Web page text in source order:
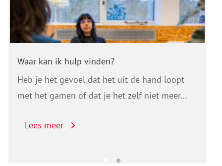
Waar kan ik hulp vinden?
Heb je het gevoel dat het uit de hand loopt
met het gamen of dat je het zelf niet meer…
Lees meer